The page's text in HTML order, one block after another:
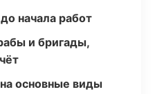
начала работ
и бригады,
основные виды